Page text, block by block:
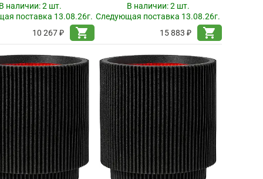
наличии:2 шт.
поставка 13.08.26г.
10 267 ₽
shopping_cart
В наличии:2 шт.
Следующая поставка 13.08.26г.
15 883 ₽
shopping_cart